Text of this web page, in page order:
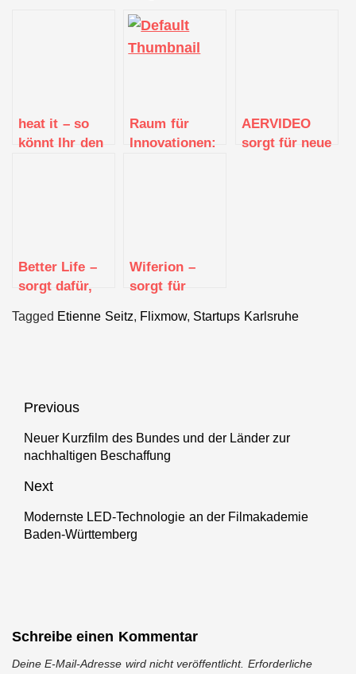
heat it – so
könnt Ihr den
Raum für
Innovationen:
AERVIDEO
sorgt für neue
Better Life –
sorgt dafür,
Menschen mit
informiert
Wiferion –
sorgt für
induktives
Tagged Etienne Seitz, Flixmow, Startups Karlsruhe
Beitragsnavigation
Previous
Previous
post:
Neuer Kurzfilm des Bundes und der Länder zur
nachhaltigen Beschaffung
Next
Next
post:
Modernste LED-Technologie an der Filmakademie
Baden-Württemberg
Schreibe einen Kommentar
Deine E-Mail-Adresse wird nicht veröffentlicht. Erforderliche